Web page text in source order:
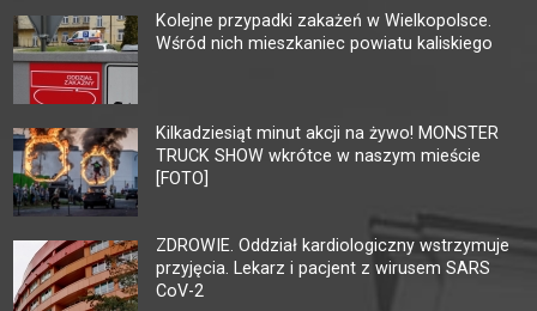
Kolejne przypadki zakażeń w Wielkopolsce.
Wśród nich mieszkaniec powiatu kaliskiego
Kilkadziesiąt minut akcji na żywo! MONSTER
TRUCK SHOW wkrótce w naszym mieście
[FOTO]
ZDROWIE. Oddział kardiologiczny wstrzymuje
przyjęcia. Lekarz i pacjent z wirusem SARS
CoV-2